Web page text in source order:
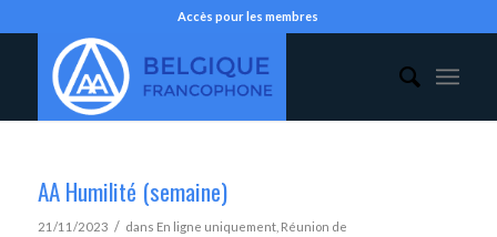
Accès pour les membres
AA Humilité (semaine)
21/11/2023 / dans En ligne uniquement, Réunion de